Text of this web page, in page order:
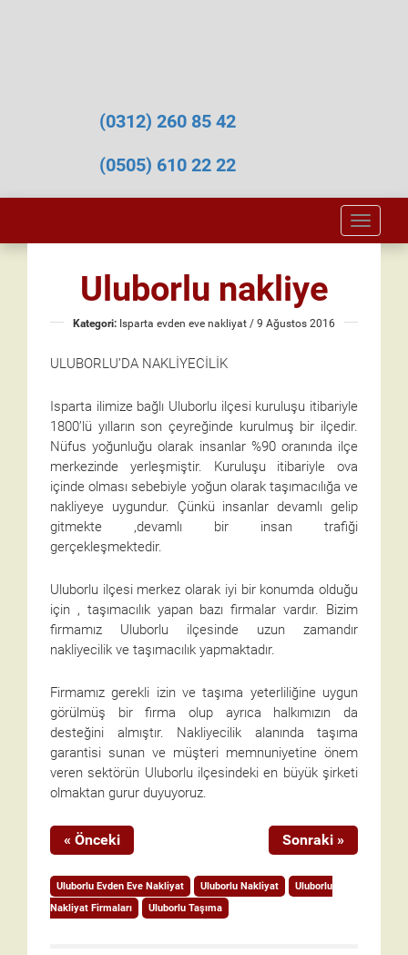
(0312) 260 85 42
(0505) 610 22 22
Toggle
Uluborlu nakliye
Kategori: Isparta evden eve nakliyat / 9 Ağustos 2016
ULUBORLU’DA NAKLİYECİLİK
Isparta ilimize bağlı Uluborlu ilçesi kuruluşu itibariyle
1800’lü yılların son çeyreğinde kurulmuş bir ilçedir.
Nüfus yoğunluğu olarak insanlar %90 oranında ilçe
merkezinde yerleşmiştir. Kuruluşu itibariyle ova
içinde olması sebebiyle yoğun olarak taşımacılığa ve
nakliyeye uygundur. Çünkü insanlar devamlı gelip
gitmekte ,devamlı bir insan trafiği
gerçekleşmektedir.
Uluborlu ilçesi merkez olarak iyi bir konumda olduğu
için , taşımacılık yapan bazı firmalar vardır. Bizim
firmamız Uluborlu ilçesinde uzun zamandır
nakliyecilik ve taşımacılık yapmaktadır.
Firmamız gerekli izin ve taşıma yeterliliğine uygun
görülmüş bir firma olup ayrıca halkımızın da
desteğini almıştır. Nakliyecilik alanında taşıma
garantisi sunan ve müşteri memnuniyetine önem
veren sektörün Uluborlu ilçesindeki en büyük şirketi
olmaktan gurur duyuyoruz.
« Önceki Sonraki »
Uluborlu Evden Eve Nakliyat Uluborlu Nakliyat
Uluborlu
Nakliyat Firmaları
Uluborlu Taşıma